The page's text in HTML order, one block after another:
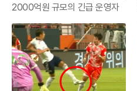
2000억원 규모의 긴급 운영자
다시 속도를 내고 있다. 지난달
전 점포 임시휴업 이후 회생계획
안 폐지 가능성까지 거론됐던 홈
플러스는 이번 자금 수혈을 계기
로 점포 재개장과 상품 공급망 복